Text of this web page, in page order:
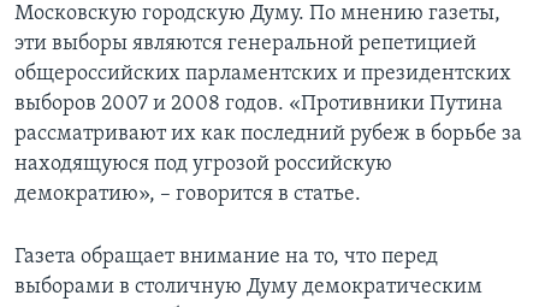
Московскую городскую Думу. По мнению газеты,
эти выборы являются генеральной репетицией
общероссийских парламентских и президентских
выборов 2007 и 2008 годов. «Противники Путина
рассматривают их как последний рубеж в борьбе за
находящуюся под угрозой российскую
демократию», – говорится в статье.
Газета обращает внимание на то, что перед
выборами в столичную Думу демократическим